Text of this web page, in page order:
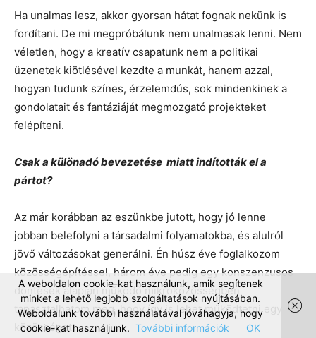
Ha unalmas lesz, akkor gyorsan hátat fognak nekünk is
fordítani. De mi megpróbálunk nem unalmasak lenni. Nem
véletlen, hogy a kreatív csapatunk nem a politikai
üzenetek kiötlésével kezdte a munkát, hanem azzal,
hogyan tudunk színes, érzelemdús, sok mindenkinek a
gondolatait és fantáziáját megmozgató projekteket
felépíteni.
Csak a különadó bevezetése miatt indították el a
pártot?
Az már korábban az eszünkbe jutott, hogy jó lenne
jobban belefolyni a társadalmi folyamatokba, és alulról
jövő változásokat generálni. Én húsz éve foglalkozom
közösségépítéssel, három éve pedig egy konszenzusos
döntések alapján működő mikroközösségben
tapasztalhatom meg, hogy így is lehet működtetni egy
közösséget.
A weboldalon cookie-kat használunk, amik segítenek
minket a lehető legjobb szolgáltatások nyújtásában.
Weboldalunk további használatával jóváhagyja, hogy
cookie-kat használjunk. További információk OK